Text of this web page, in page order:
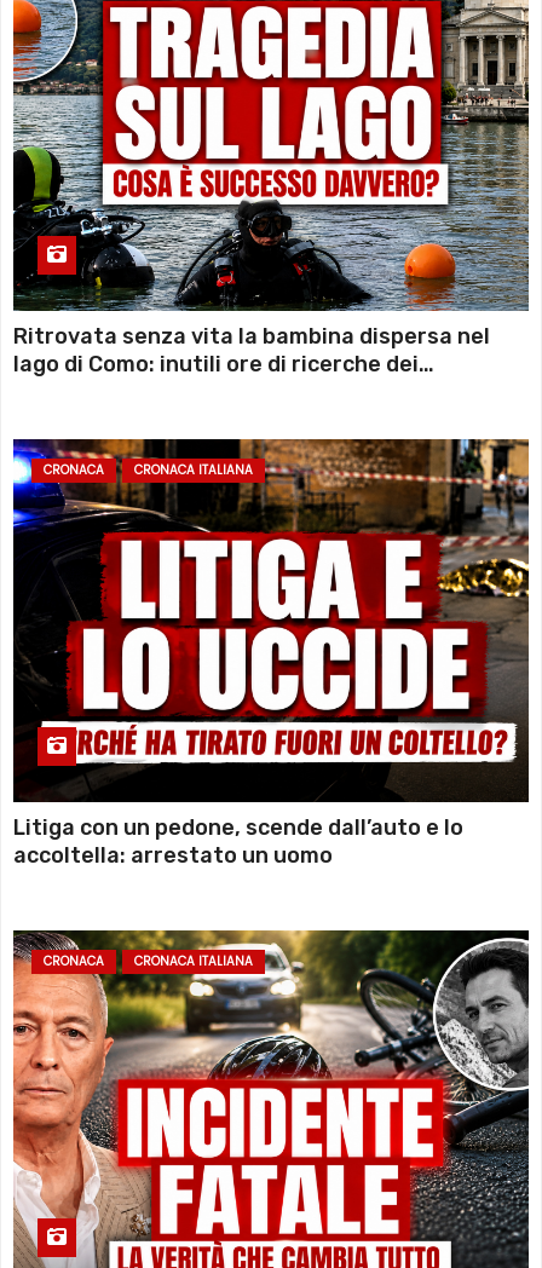
Ritrovata senza vita la bambina dispersa nel
lago di Como: inutili ore di ricerche dei
CRONACA CRONACA ITALIANA
Litiga con un pedone, scende dall’auto e lo
accoltella: arrestato un uomo
CRONACA CRONACA ITALIANA